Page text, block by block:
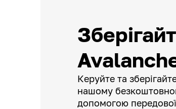
Керуйте та
нашому
допомогою